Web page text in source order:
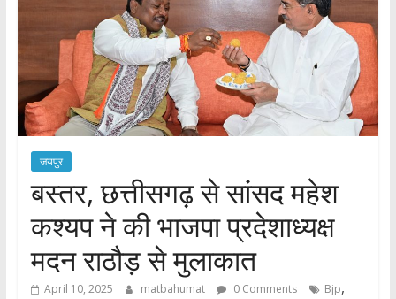
जयपुर
बस्तर, छत्तीसगढ़ से सांसद महेश
कश्यप ने की भाजपा प्रदेशाध्यक्ष
मदन राठौड़ से मुलाकात
April 10, 2025 matbahumat 0 Comments Bjp,